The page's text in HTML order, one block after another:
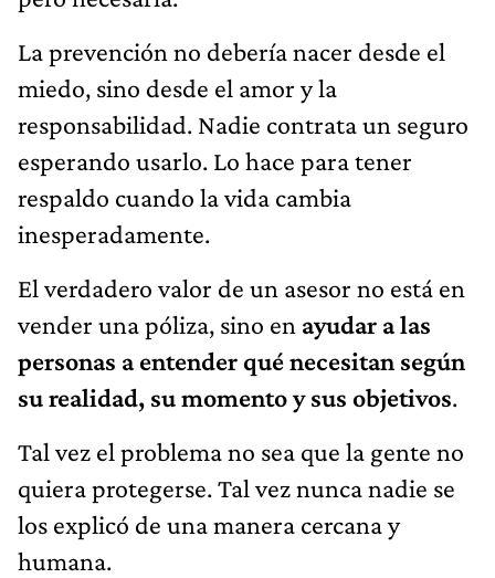
La prevención no debería nacer desde el
miedo, sino desde el amor y la
responsabilidad. Nadie contrata un seguro
esperando usarlo. Lo hace para tener
respaldo cuando la vida cambia
inesperadamente.
El verdadero valor de un asesor no está en
vender una póliza, sino en ayudar a las
personas a entender qué necesitan según
su realidad, su momento y sus objetivos.
Tal vez el problema no sea que la gente no
quiera protegerse. Tal vez nunca nadie se
los explicó de una manera cercana y
humana.